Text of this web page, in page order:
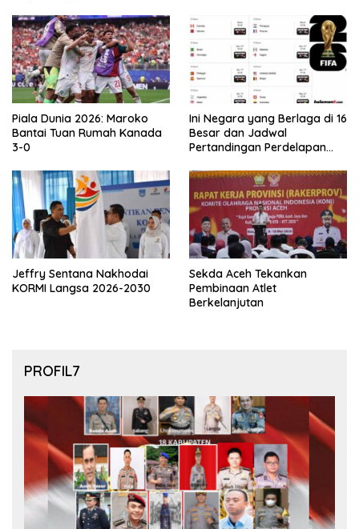
Piala Dunia 2026: Maroko
Bantai Tuan Rumah Kanada
3-0
Ini Negara yang Berlaga di 16
Besar dan Jadwal
Pertandingan Perdelapan
Jeffry Sentana Nakhodai
KORMI Langsa 2026-2030
Sekda Aceh Tekankan
Pembinaan Atlet
Berkelanjutan
PROFIL7